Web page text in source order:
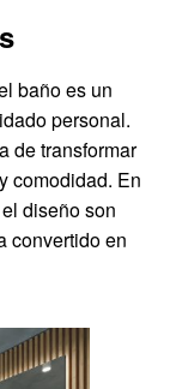
baño es un
personal.
de transformar
comodidad. En
diseño son
convertido en